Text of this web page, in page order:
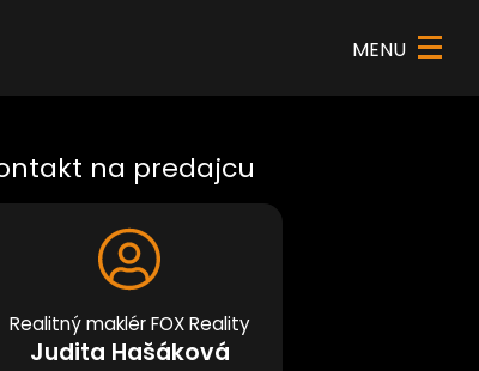
MENU ×
na predajcu
Realitný maklér FOX Reality
Judita Hašáková